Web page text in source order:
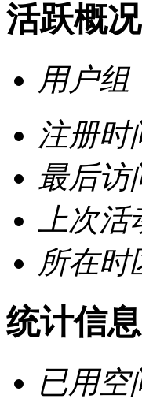
活跃概况
用户组
注册时
最后访
上次
所在时
统计信息
已用空